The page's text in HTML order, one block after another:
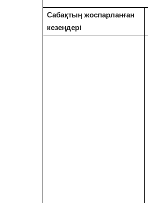
Сабақтың жоспарланған
кезеңдері